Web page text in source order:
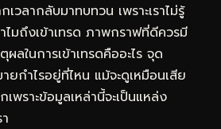
วลากลับมาทบทวน เพราะเราไม่รู้
ไมถึงเข้าเทรด ภาพกราฟที่ดีควรมี
ลในการเข้าเทรดคืออะไร จุด
ยกำไรอยู่ที่ไหน แม้จะดูเหมือนเสีย
พราะข้อมูลเหล่านี้จะเป็นแหล่ง